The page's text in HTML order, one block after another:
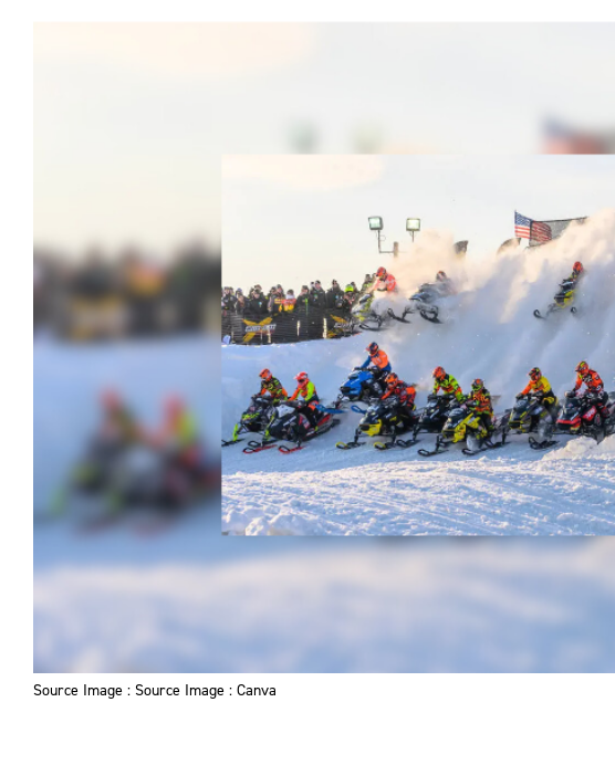
Source Image : Source Image : Canva